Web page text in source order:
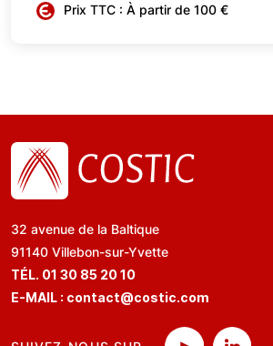
Prix TTC : À partir de 100 €
32 avenue de la Baltique
91140 Villebon-sur-Yvette
TÉL. 01 30 85 20 10
E-MAIL : contact@costic.com